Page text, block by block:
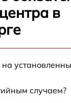
в
на
случаем?